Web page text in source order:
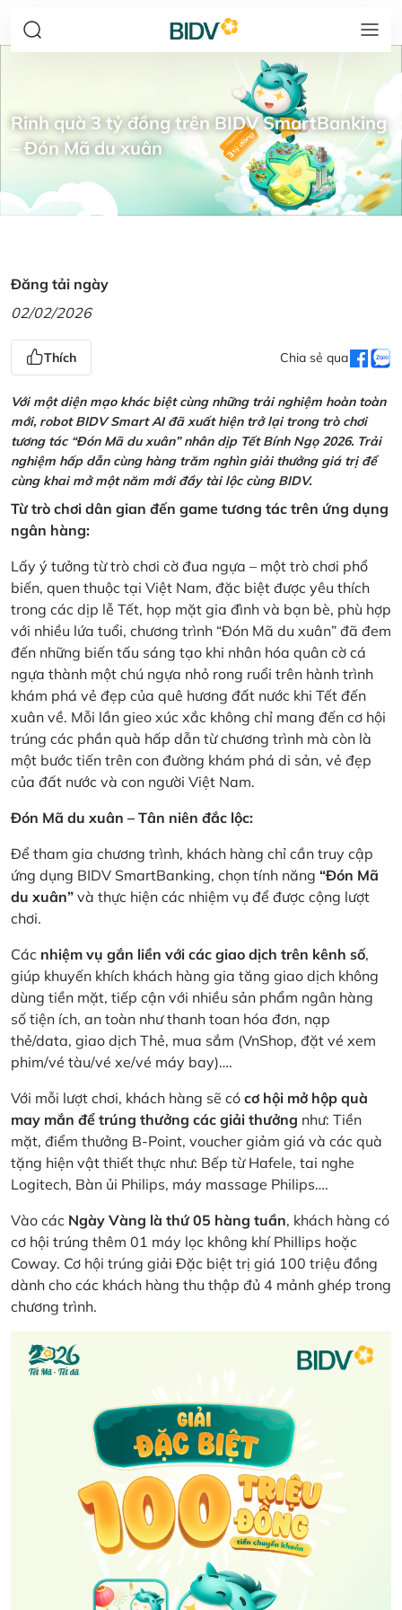
Rinh quà 3 tỷ đồng trên BIDV SmartBanking
– Đón Mã du xuân
Đăng tải ngày
02/02/2026
Thích Chia sẻ qua
Với một diện mạo khác biệt cùng những trải nghiệm hoàn toàn
mới, robot BIDV Smart AI đã xuất hiện trở lại trong trò chơi
tương tác “Đón Mã du xuân” nhân dịp Tết Bính Ngọ 2026. Trải
nghiệm hấp dẫn cùng hàng trăm nghìn giải thưởng giá trị để
cùng khai mở một năm mới đầy tài lộc cùng BIDV.
Từ trò chơi dân gian đến game tương tác trên ứng dụng
ngân hàng:
Lấy ý tưởng từ trò chơi cờ đua ngựa – một trò chơi phổ
biến, quen thuộc tại Việt Nam, đặc biệt được yêu thích
trong các dịp lễ Tết, họp mặt gia đình và bạn bè, phù hợp
với nhiều lứa tuổi, chương trình “Đón Mã du xuân” đã đem
đến những biến tấu sáng tạo khi nhân hóa quân cờ cá
ngựa thành một chú ngựa nhỏ rong ruổi trên hành trình
khám phá vẻ đẹp của quê hương đất nước khi Tết đến
xuân về. Mỗi lần gieo xúc xắc không chỉ mang đến cơ hội
trúng các phần quà hấp dẫn từ chương trình mà còn là
một bước tiến trên con đường khám phá di sản, vẻ đẹp
của đất nước và con người Việt Nam.
Đón Mã du xuân – Tân niên đắc lộc:
Để tham gia chương trình, khách hàng chỉ cần truy cập
ứng dụng BIDV SmartBanking, chọn tính năng “Đón Mã
du xuân” và thực hiện các nhiệm vụ để được cộng lượt
chơi.
Các nhiệm vụ gắn liền với các giao dịch trên kênh số,
giúp khuyến khích khách hàng gia tăng giao dịch không
dùng tiền mặt, tiếp cận với nhiều sản phẩm ngân hàng
số tiện ích, an toàn như thanh toan hóa đơn, nạp
thẻ/data, giao dịch Thẻ, mua sắm (VnShop, đặt vé xem
phim/vé tàu/vé xe/vé máy bay)….
Với mỗi lượt chơi, khách hàng sẽ có cơ hội mở hộp quà
may mắn để trúng thưởng các giải thưởng như: Tiền
mặt, điểm thưởng B-Point, voucher giảm giá và các quà
tặng hiện vật thiết thực như: Bếp từ Hafele, tai nghe
Logitech, Bàn ủi Philips, máy massage Philips….
Vào các Ngày Vàng là thứ 05 hàng tuần, khách hàng có
cơ hội trúng thêm 01 máy lọc không khí Phillips hoặc
Coway. Cơ hội trúng giải Đặc biệt trị giá 100 triệu đồng
dành cho các khách hàng thu thập đủ 4 mảnh ghép trong
chương trình.